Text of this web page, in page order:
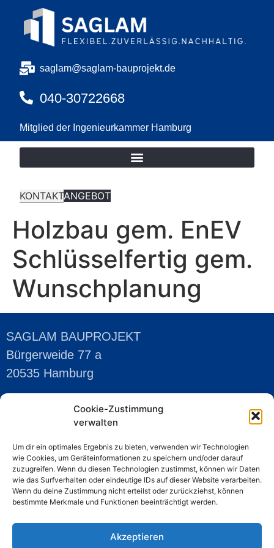
Cookie-Zustimmung
verwalten
Um dir ein optimales Ergebnis zu bieten, verwenden wir Technologien
wie Cookies, um Geräteinformationen zu speichern und/oder darauf
zuzugreifen. Wenn du diesen Technologien zustimmst, können wir Daten
wie das Surfverhalten oder eindeutige IDs auf dieser Website verarbeiten.
Wenn du deine Zustimmung nicht erteilst oder zurückziehst, können
bestimmte Merkmale und Funktionen beeinträchtigt werden.
Akzeptieren
saglam@saglam-bauprojekt.de
040-30722668
Mitglied der Ingenieurkammer Hamburg
KONTAKTANGEBOT
Holzbau gem. EnEV
Schlüsselfertig gem.
Wunschplanung
SAGLAM BAUPROJEKT
Bürgerweide 77 a
20535 Hamburg
Mobil:0176-43366915
E-Mail:saglam@saglam-bauprojekt.de